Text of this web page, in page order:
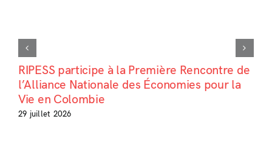
RIPESS participe à la Première Rencontre de
l’Alliance Nationale des Économies pour la
Vie en Colombie
29 juillet 2026